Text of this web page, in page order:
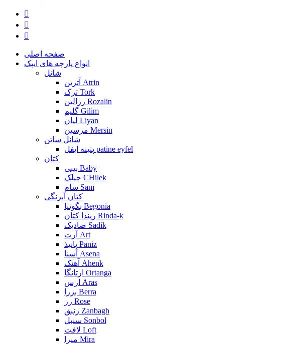
صفحه اصلی
انواع پارچه های ایپک
شانل
آترین Atrin
ترک Tork
رزالین Rozalin
گلیم Gilim
لیان Liyan
مرسین Mersin
شانل ساتن
پتینه ایفل patine eyfel
کتان
بیبی Baby
چیلک CHilek
سام Sam
کتان آبرنگی
بگونیا Begonia
ریندا کتان Rinda-k
صادیک Sadik
آرت Art
پانیذ Paniz
آسنا Asena
آهنک Ahenk
ارتانگا Ortanga
ارس Aras
بررا Berra
رز Rose
زنبق Zanbagh
سنبل Sonbol
لافت Loft
میرا Mira